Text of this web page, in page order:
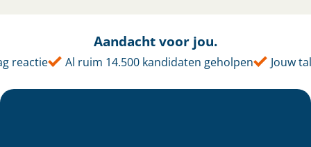
Aandacht voor jou.
Al ruim 14.500 kandidaten geholpen Jouw talent,